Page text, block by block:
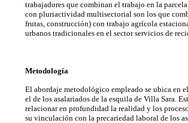
trabajadores que combinan el trabajo en la
con pluriactividad multisectorial son los que
frutas, construcción) con trabajo agrícola
urbanos tradicionales en el sector servicios de
Metodología
El abordaje metodológico empleado se ubica en
el de los asalariados de la esquila de Villa Sara.
relacionar en profundidad la realidad y los
su vinculación con la precariedad laboral de los